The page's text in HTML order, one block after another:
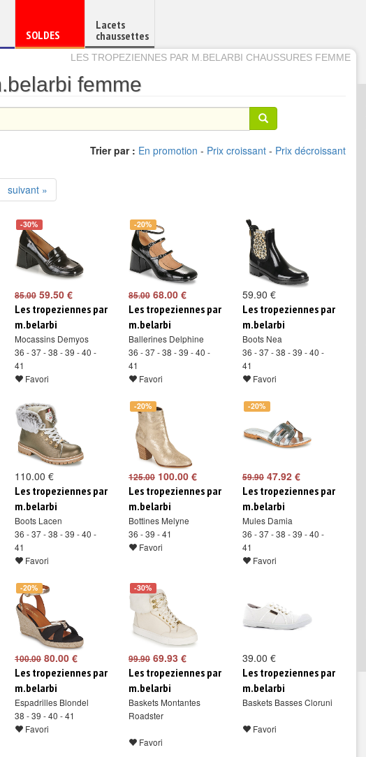
Chaussure
en
SOLDES
Lacets
chaussettes
LES TROPEZIENNES PAR M.BELARBI CHAUSSURES FEMME
femme
Trier par : En promotion - Prix croissant - Prix décroissant
suivant »
-30%
85.00 59.50 €
Les tropeziennes par
m.belarbi
Mocassins Demyos
36 - 37 - 38 - 39 - 40 -
41
Favori
-20%
85.00 68.00 €
Les tropeziennes par
m.belarbi
Ballerines Delphine
36 - 37 - 38 - 39 - 40 -
41
Favori
59.90 €
Les tropeziennes par
m.belarbi
Boots Nea
36 - 37 - 38 - 39 - 40 -
41
Favori
110.00 €
Les tropeziennes par
m.belarbi
Boots Lacen
36 - 37 - 38 - 39 - 40 -
41
Favori
-20%
125.00 100.00 €
Les tropeziennes par
m.belarbi
Bottines Melyne
36 - 39 - 41
Favori
-20%
59.90 47.92 €
Les tropeziennes par
m.belarbi
Mules Damia
36 - 37 - 38 - 39 - 40 -
41
Favori
-20%
100.00 80.00 €
Les tropeziennes par
m.belarbi
Espadrilles Blondel
38 - 39 - 40 - 41
Favori
-30%
99.90 69.93 €
Les tropeziennes par
m.belarbi
Baskets Montantes
Roadster
Favori
39.00 €
Les tropeziennes par
m.belarbi
Baskets Basses Cloruni
Favori